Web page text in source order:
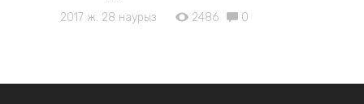
2017 ж. 28 наурыз 2486 0